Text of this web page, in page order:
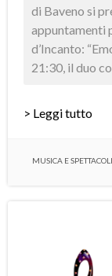
di Baveno si
appuntamenti
d’Incanto:
21:30, il duo
> Leggi tutto
MUSICA E SPETTACOLI